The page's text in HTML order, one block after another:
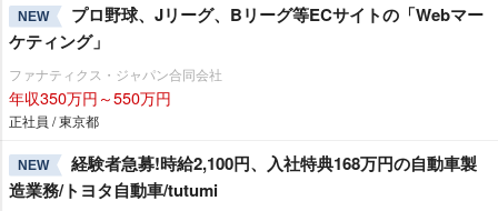
NEW
プロ野球、Jリーグ、Bリーグ等ECサイトの「Webマー
ケティング」
ファナティクス・ジャパン合同会社
年収350万円～550万円
正社員 / 東京都
NEW
経験者急募!時給2,100円、入社特典168万円の自動車製
造業務/トヨタ自動車/tutumi